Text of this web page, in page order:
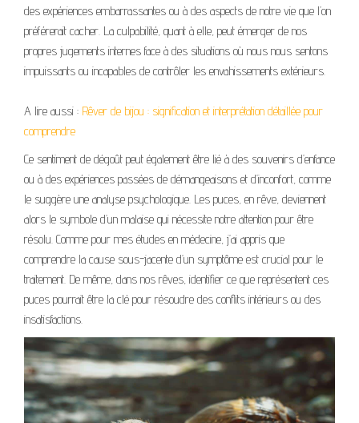
des expériences embarrassantes ou à des aspects de notre vie que l’on
préférerait cacher. La culpabilité, quant à elle, peut émerger de nos
propres jugements internes face à des situations où nous nous sentons
impuissants ou incapables de contrôler les envahissements extérieurs.
A lire aussi : Rêver de bijou : signification et interprétation détaillée pour
comprendre
Ce sentiment de dégoût peut également être lié à des souvenirs d’enfance
ou à des expériences passées de démangeaisons et d’inconfort, comme
le suggère une analyse psychologique. Les puces, en rêve, deviennent
alors le symbole d’un malaise qui nécessite notre attention pour être
résolu. Comme pour mes études en médecine, j’ai appris que
comprendre la cause sous-jacente d’un symptôme est crucial pour le
traitement. De même, dans nos rêves, identifier ce que représentent ces
puces pourrait être la clé pour résoudre des conflits intérieurs ou des
insatisfactions.